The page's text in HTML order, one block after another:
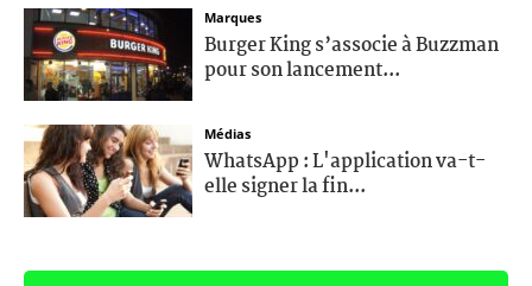
Marques
Burger King s’associe à Buzzman
pour son lancement...
Médias
WhatsApp : L'application va-t-
elle signer la fin...